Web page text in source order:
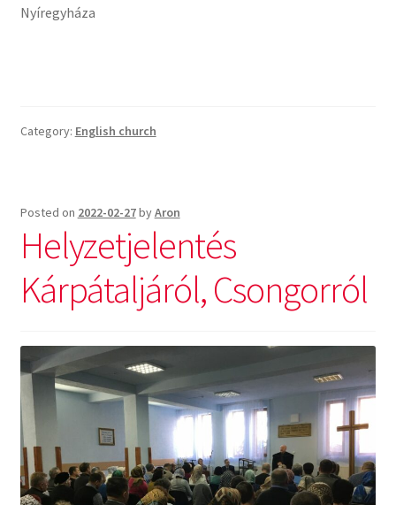
Nyíregyháza
Category: English church
Posted on 2022-02-27byAron
Helyzetjelentés
Kárpátaljáról, Csongorról